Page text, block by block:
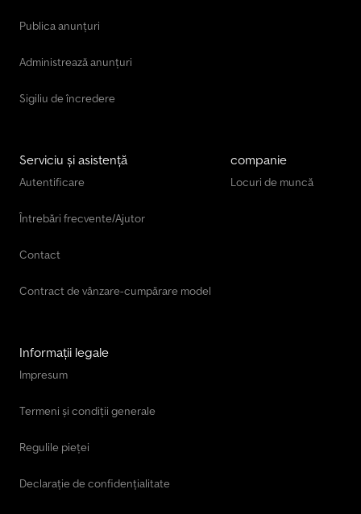
Publica anunțuri
Administrează anunțuri
Sigiliu de încredere
Serviciu și asistență
Autentificare
Întrebări frecvente/Ajutor
Contact
Contract de vânzare-cumpărare model
companie
Locuri de muncă
Informații legale
Impresum
Termeni și condiții generale
Regulile pieței
Declarație de confidențialitate